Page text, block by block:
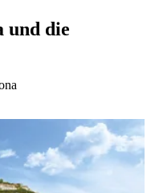
und die